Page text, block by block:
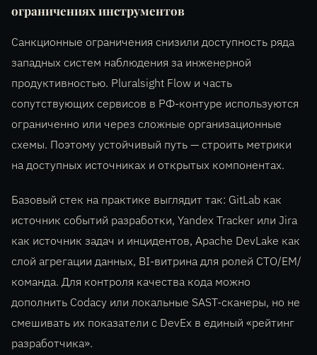
ограничениях инструментов
Санкционные ограничения снизили доступность ряда
западных систем наблюдения за инженерной
продуктивностью. Pluralsight Flow и часть
сопутствующих сервисов в РФ-контуре используются
ограниченно или через сложные организационные
схемы. Поэтому устойчивый путь — строить метрики
на доступных источниках и открытых компонентах.
Базовый стек на практике выглядит так: GitLab как
источник событий разработки, Yandex Tracker или Jira
как источник задач и инцидентов, Apache DevLake как
слой агрегации данных, BI-витрина для ролей CTO/EM/
команда. Для контроля качества кода можно
дополнить Codacy или локальные SAST-сканеры, но не
смешивать их показатели с DevEx в единый «рейтинг
разработчика».